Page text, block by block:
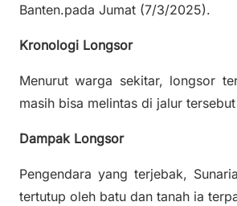
Banten.pada Jumat (7/3/2025).
Kronologi Longsor
Menurut warga sekitar, longsor
masih bisa melintas di jalur
Dampak Longsor
Pengendara yang terjebak,
tertutup oleh batu dan tanah ia